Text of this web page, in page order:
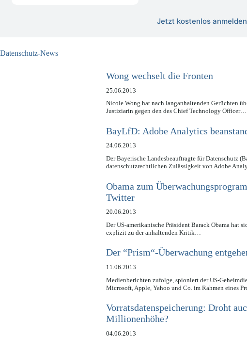
Jetzt kostenlos anmelden
Datenschutz-News
Wong wechselt die Fronten
25.06.2013
Nicole Wong hat nach langanhaltenden Gerüchten
Justiziarin gegen den des Chief Technology Officer…
BayLfD: Adobe Analytics
24.06.2013
Der Bayerische Landesbeauftragte für Datenschutz
datenschutzrechtlichen Zulässigkeit von Adobe
Obama zum
Twitter
20.06.2013
Der US-amerikanische Präsident Barack Obama hat
explizit zu der anhaltenden Kritik…
Der “Prism“-Überwachung
11.06.2013
Medienberichten zufolge, spioniert der US-
Microsoft, Apple, Yahoo und Co. im Rahmen eines
Vorratsdatenspeicherung: Droht
Millionenhöhe?
04.06.2013